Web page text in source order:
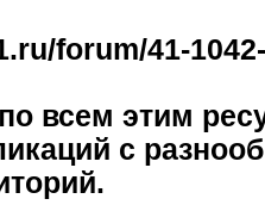
forum/41-
всем этим
с